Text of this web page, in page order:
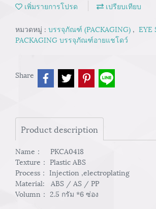
เพิ่มรายการโปรด เปรียบเทียบ
หมวดหมู่ : บรรจุภัณฑ์ (PACKAGING) , EYE
PACKAGING บรรจุภัณฑ์อายแชโดว์
Share
Product description
Name： PKCA0418
Texture： Plastic ABS
Process： Injection ,electroplating
Material: ABS / AS / PP
Volumn： 2.5 กรัม *6 ซ่อง